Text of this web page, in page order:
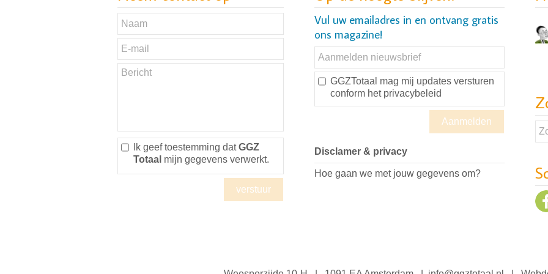
Ik geef toestemming datGGZ
Totaal mijn gegevens verwerkt.
Vul uw emailadres in en ontvang gratis
ons magazine!
GGZTotaal mag mij updates versturen
conform het privacybeleid
Disclamer & privacy
Hoe gaan we met jouw gegevens om?